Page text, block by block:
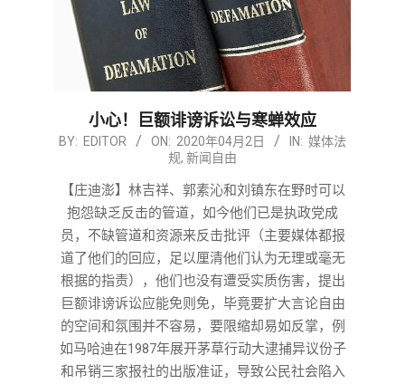
小心！巨额诽谤诉讼与寒蝉效应
2020-
BY: EDITOR ON: 2020年04月2日 IN: 媒体法
规, 新闻自由
【庄迪澎】林吉祥、郭素沁和刘镇东在野时可以
抱怨缺乏反击的管道，如今他们已是执政党成
员，不缺管道和资源来反击批评（主要媒体都报
道了他们的回应，足以厘清他们认为无理或毫无
根据的指责），他们也没有遭受实质伤害，提出
巨额诽谤诉讼应能免则免，毕竟要扩大言论自由
的空间和氛围并不容易，要限缩却易如反掌，例
如马哈迪在1987年展开茅草行动大逮捕异议份子
和吊销三家报社的出版准证，导致公民社会陷入